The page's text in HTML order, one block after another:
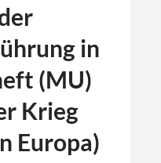
in
(MU)
Krieg
Europa)